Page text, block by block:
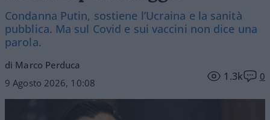
Condanna Putin, sostiene l’Ucraina e la sanità
pubblica. Ma sul Covid e sui vaccini non dice una
parola.
di Marco Perduca
9 Agosto 2026, 10:08
1.3k 0